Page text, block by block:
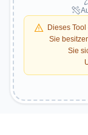
Dieses
Sie
Sie